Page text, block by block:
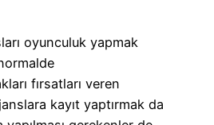
oyunculuk yapmak
fırsatları veren
kayıt yaptırmak da